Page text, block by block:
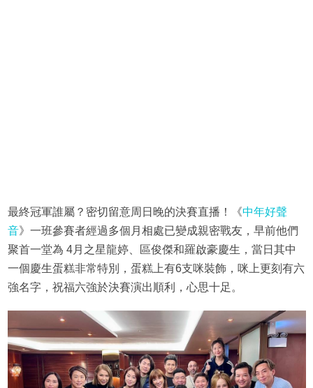
最終冠軍誰屬？密切留意周日晚的決賽直播！《中年好聲
音》一班參賽者經過多個月相處已變成親密戰友，早前他們
聚首一堂為 4月之星龍婷、區俊傑和羅啟豪慶生，當日其中
一個慶生蛋糕非常特別，蛋糕上有6支咪裝飾，咪上更刻有六
強名字，祝福六強於決賽演出順利，心思十足。